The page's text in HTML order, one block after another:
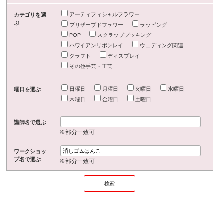
カテゴリを選
ぶ
アーティフィシャルフラワー
プリザーブドフラワー
ラッピング
POP
スクラップブッキング
ハワイアンリボンレイ
ウェディング関連
クラフト
ディスプレイ
その他手芸・工芸
曜日を選ぶ 日曜日 月曜日 火曜日
水曜日
木曜日
金曜日 土曜日
講師名で選ぶ
※部分一致可
ワークショッ
プ名で選ぶ
※部分一致可